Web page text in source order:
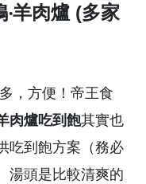
羊肉爐 (多家
，方便！帝王食
肉爐吃到飽其實也
吃到飽方案（務必
湯頭是比較清爽的